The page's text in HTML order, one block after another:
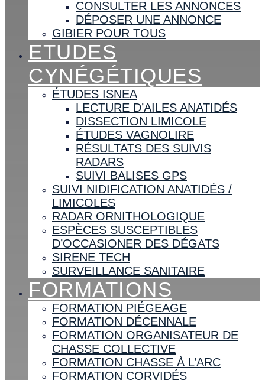
CONSULTER LES ANNONCES
DÉPOSER UNE ANNONCE
GIBIER POUR TOUS
ETUDES
CYNÉGÉTIQUES
ÉTUDES ISNEA
LECTURE D’AILES ANATIDÉS
DISSECTION LIMICOLE
ÉTUDES VAGNOLIRE
RÉSULTATS DES SUIVIS
RADARS
SUIVI BALISES GPS
SUIVI NIDIFICATION ANATIDÉS /
LIMICOLES
RADAR ORNITHOLOGIQUE
ESPÈCES SUSCEPTIBLES
D’OCCASIONER DES DÉGATS
SIRENE TECH
SURVEILLANCE SANITAIRE
FORMATIONS
FORMATION PIÉGEAGE
FORMATION DÉCENNALE
FORMATION ORGANISATEUR DE
CHASSE COLLECTIVE
FORMATION CHASSE À L’ARC
FORMATION CORVIDÉS